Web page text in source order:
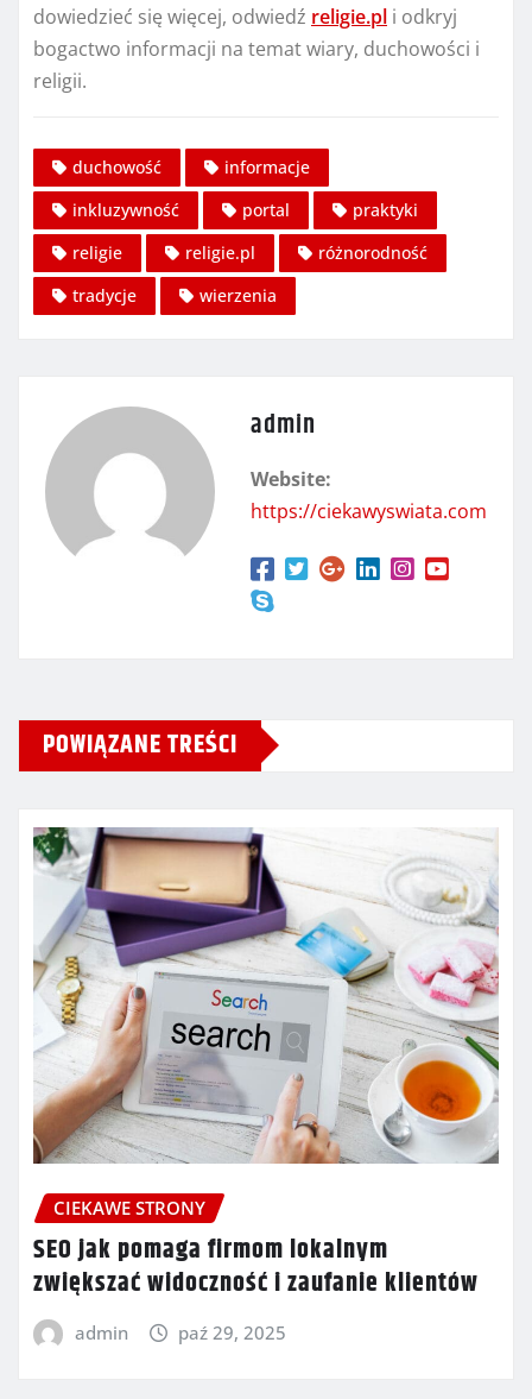
dowiedzieć się więcej, odwiedź religie.pl i odkryj
bogactwo informacji na temat wiary, duchowości i
religii.
duchowość
informacje
inkluzywność
portal
praktyki
religie
religie.pl
różnorodność
tradycje
wierzenia
admin
Website:
https://ciekawyswiata.com
POWIĄZANE TREŚCI
CIEKAWE STRONY
SEO jak pomaga firmom lokalnym
zwiększać widoczność i zaufanie klientów
admin paź 29, 2025